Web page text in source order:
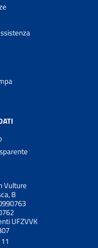
Vulture
8
UFZVVK